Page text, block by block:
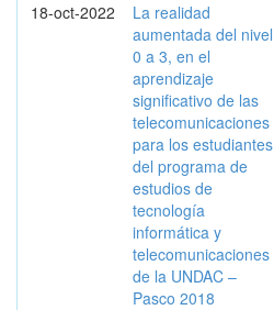
18-oct-2022
La realidad
aumentada del nivel
0 a 3, en el
aprendizaje
significativo de las
telecomunicaciones
para los estudiantes
del programa de
estudios de
tecnología
informática y
telecomunicaciones
de la UNDAC –
Pasco 2018